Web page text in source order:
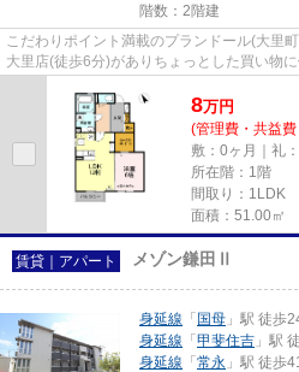
階数：2階建
こだわりポイント満載のプランドール(大里
大里店(徒歩6分)がありちょっとした買い物
8万円
(管理費・共益
敷：0ヶ月｜礼
所在階：1階
間取り：1LDK
面積：51.00㎡
賃貸｜アパート メゾン鎌田Ⅱ
身延線 「 国母 」駅 徒歩
身延線 「 甲斐住吉 」駅
身延線 「 常永 」駅 徒歩